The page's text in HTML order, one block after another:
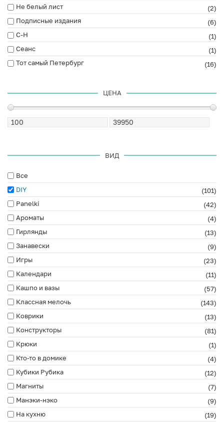
Не белый лист
(2)
Подписные издания
(6)
С-Н
(1)
Сеанс
(1)
Тот самый Петербург
(16)
ЦЕНА
ВИД
Все
DIY
(101)
Panelki
(42)
Ароматы
(4)
Гирлянды
(13)
Занавески
(9)
Игры
(23)
Календари
(11)
Кашпо и вазы
(57)
Классная мелочь
(143)
Коврики
(13)
Конструкторы
(81)
Крюки
(1)
Кто-то в домике
(4)
Кубики Рубика
(12)
Магниты
(7)
Манэки-нэко
(9)
На кухню
(19)